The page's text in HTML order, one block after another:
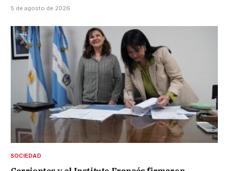
5 de agosto de 2026
SOCIEDAD